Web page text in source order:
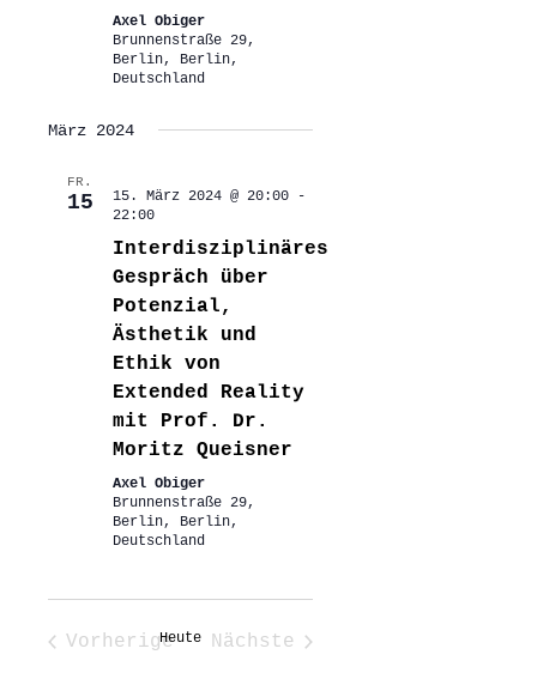
Axel Obiger
Brunnenstraße 29,
Berlin, Berlin,
Deutschland
März 2024
FR.
15 15. März 2024 @ 20:00-
22:00
Interdisziplinäres
Gespräch über
Potenzial,
Ästhetik und
Ethik von
Extended Reality
mit Prof. Dr.
Moritz Queisner
Axel Obiger
Brunnenstraße 29,
Berlin, Berlin,
Deutschland
VorherigeHeute
Nächste